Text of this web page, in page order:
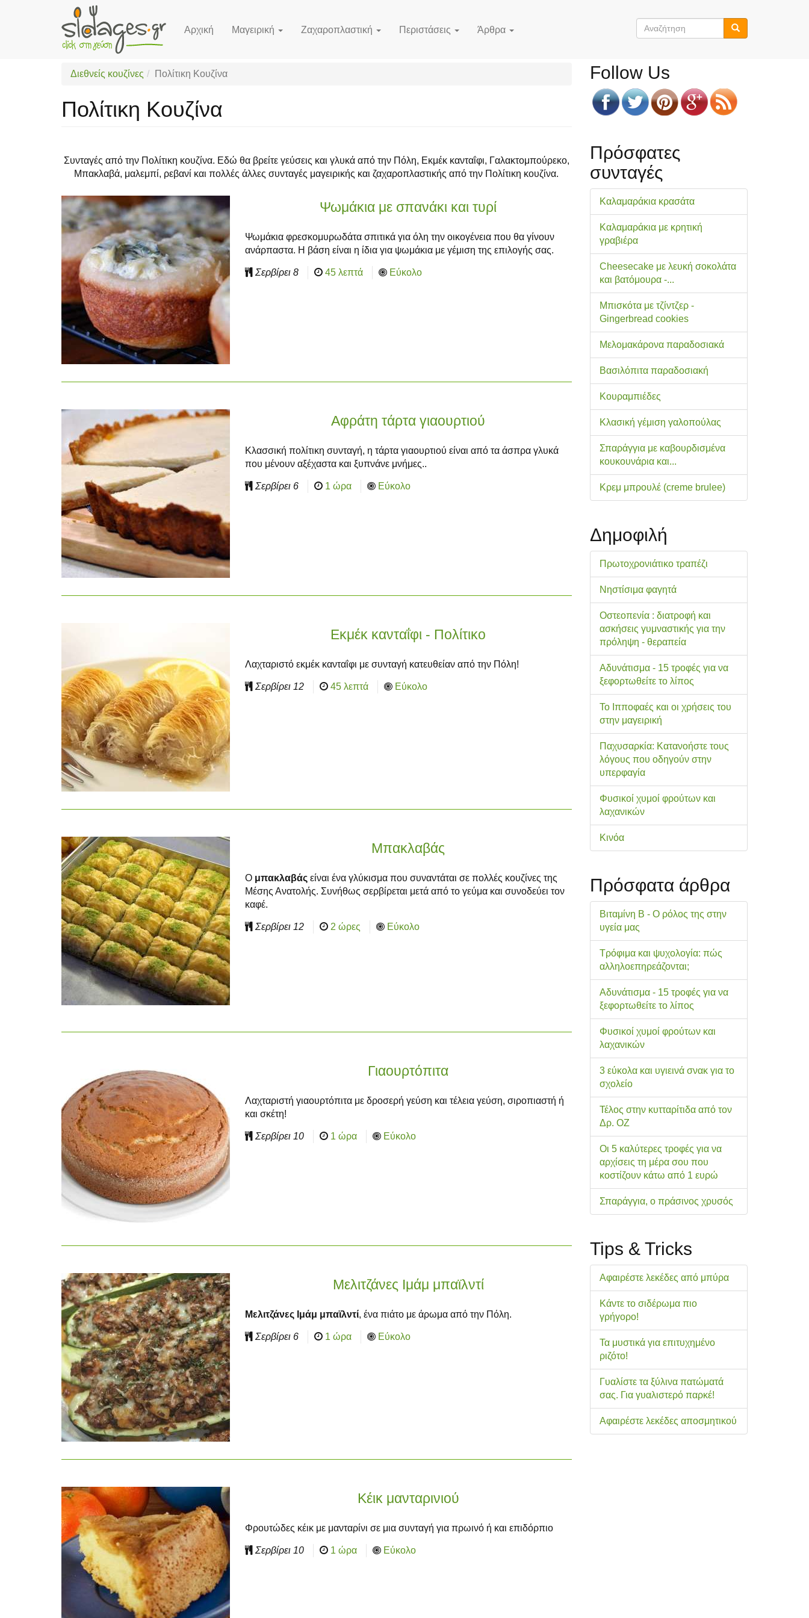
Αρχική Μαγειρική Ζαχαροπλαστική Περιστάσεις Άρθρα
Φόρμα
Διεθνείς κουζίνες Πολίτικη Κουζίνα
Πολίτικη Κουζίνα
Συνταγές από την Πολίτικη κουζίνα. Εδώ θα βρείτε γεύσεις και γλυκά από την Πόλη, Εκμέκ κανταΐφι, Γαλακτομπούρεκο,
Μπακλαβά, μαλεμπί, ρεβανί και πολλές άλλες συνταγές μαγειρικής και ζαχαροπλαστικής από την Πολίτικη κουζίνα.
Ψωμάκια με σπανάκι και τυρί
Ψωμάκια φρεσκομυρωδάτα σπιτικά για όλη την οικογένεια που θα γίνουν
ανάρπαστα. Η βάση είναι η ίδια για ψωμάκια με γέμιση της επιλογής σας.
Σερβίρει 8 45 λεπτά Εύκολο
Αφράτη τάρτα γιαουρτιού
Κλασσική πολίτικη συνταγή, η τάρτα γιαουρτιού είναι από τα άσπρα γλυκά
που μένουν αξέχαστα και ξυπνάνε μνήμες..
Σερβίρει 6 1 ώρα Εύκολο
Εκμέκ κανταΐφι - Πολίτικο
Λαχταριστό εκμέκ κανταΐφι με συνταγή κατευθείαν από την Πόλη!
Σερβίρει 12 45 λεπτά Εύκολο
Μπακλαβάς
Ο μπακλαβάς είναι ένα γλύκισμα που συναντάται σε πολλές κουζίνες της
Μέσης Ανατολής. Συνήθως σερβίρεται μετά από το γεύμα και συνοδεύει τον
καφέ.
Σερβίρει 12 2 ώρες Εύκολο
Γιαουρτόπιτα
Λαχταριστή γιαουρτόπιτα με δροσερή γεύση και τέλεια γεύση, σιροπιαστή ή
και σκέτη!
Σερβίρει 10 1 ώρα Εύκολο
Μελιτζάνες Ιμάμ μπαϊλντί
Μελιτζάνες Ιμάμ μπαϊλντί, ένα πιάτο με άρωμα από την Πόλη.
Σερβίρει 6 1 ώρα Εύκολο
Κέικ μανταρινιού
Φρουτώδες κέικ με μανταρίνι σε μια συνταγή για πρωινό ή και επιδόρπιο
Σερβίρει 10 1 ώρα Εύκολο
Follow Us
Πρόσφατες
συνταγές
Καλαμαράκια κρασάτα
Καλαμαράκια με κρητική
γραβιέρα
Cheesecake με λευκή σοκολάτα
και βατόμουρα -...
Μπισκότα με τζίντζερ -
Gingerbread cookies
Μελομακάρονα παραδοσιακά
Βασιλόπιτα παραδοσιακή
Κουραμπιέδες
Κλασική γέμιση γαλοπούλας
Σπαράγγια με καβουρδισμένα
κουκουνάρια και...
Κρεμ μπρουλέ (creme brulee)
Δημοφιλή
Πρωτοχρονιάτικο τραπέζι
Νηστίσιμα φαγητά
Οστεοπενία : διατροφή και
ασκήσεις γυμναστικής για την
πρόληψη - θεραπεία
Αδυνάτισμα - 15 τροφές για να
ξεφορτωθείτε το λίπος
Το Ιπποφαές και οι χρήσεις του
στην μαγειρική
Παχυσαρκία: Κατανοήστε τους
λόγους που οδηγούν στην
υπερφαγία
Φυσικοί χυμοί φρούτων και
λαχανικών
Κινόα
Πρόσφατα άρθρα
Βιταμίνη Β - Ο ρόλος της στην
υγεία μας
Τρόφιμα και ψυχολογία: πώς
αλληλοεπηρεάζονται;
Αδυνάτισμα - 15 τροφές για να
ξεφορτωθείτε το λίπος
Φυσικοί χυμοί φρούτων και
λαχανικών
3 εύκολα και υγιεινά σνακ για το
σχολείo
Τέλος στην κυτταρίτιδα από τον
Δρ. ΟΖ
Οι 5 καλύτερες τροφές για να
αρχίσεις τη μέρα σου που
κοστίζουν κάτω από 1 ευρώ
Σπαράγγια, ο πράσινος χρυσός
Tips & Tricks
Αφαιρέστε λεκέδες από μπύρα
Κάντε το σιδέρωμα πιο
γρήγορο!
Τα μυστικά για επιτυχημένο
ριζότο!
Γυαλίστε τα ξύλινα πατώματά
σας. Για γυαλιστερό παρκέ!
Αφαιρέστε λεκέδες αποσμητικού